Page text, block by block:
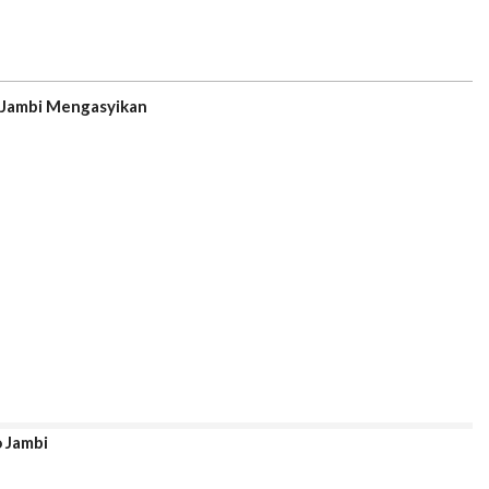
Mengasyikan